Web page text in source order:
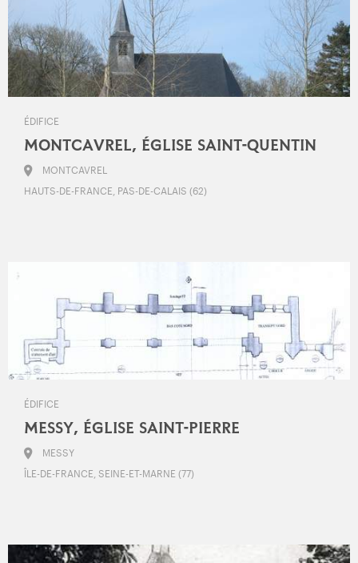
ÉDIFICE
MONTCAVREL, ÉGLISE SAINT-QUENTIN
MONTCAVREL
HAUTS-DE-FRANCE, PAS-DE-CALAIS (62)
ÉDIFICE
MESSY, ÉGLISE SAINT-PIERRE
MESSY
ÎLE-DE-FRANCE, SEINE-ET-MARNE (77)